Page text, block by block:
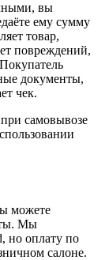
вы
ему сумму
товар,
повреждений,
документы,
чек.
самовывозе
можете
Мы
но оплату по
салоне.